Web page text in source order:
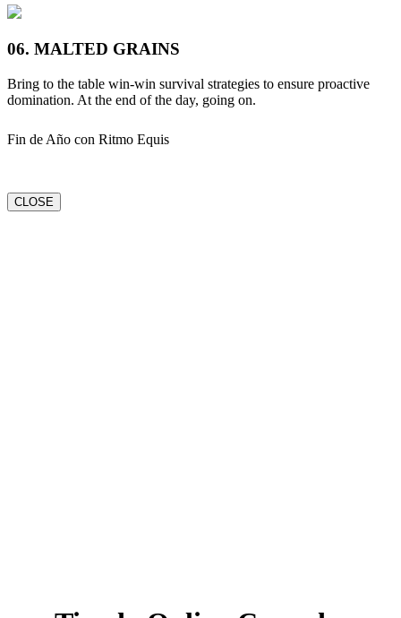
06. MALTED GRAINS
Bring to the table win-win survival strategies to ensure proactive
domination. At the end of the day, going on.
Fin de Año con Ritmo Equis
CLOSE